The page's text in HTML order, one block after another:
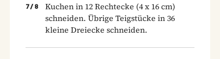
7/ 8
Kuchen in 12 Rechtecke (4 x 16 cm)
schneiden. Übrige Teigstücke in 36
kleine Dreiecke schneiden.